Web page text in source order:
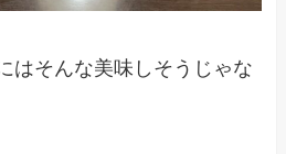
はそんな美味しそうじゃな